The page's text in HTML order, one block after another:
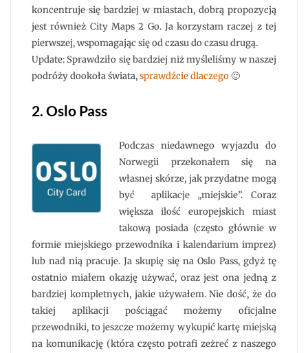
koncentruje się bardziej w miastach, dobrą propozycją
jest również City Maps 2 Go. Ja korzystam raczej z tej
pierwszej, wspomagając się od czasu do czasu drugą.
Update: Sprawdziło się bardziej niż myśleliśmy w naszej
podróży dookoła świata,sprawdźcie dlaczego🙂
2. Oslo Pass
Podczas niedawnego wyjazdu do
Norwegii przekonałem się na
własnej skórze, jak przydatne mogą
być aplikacje „miejskie”. Coraz
większa ilość europejskich miast
takową posiada (często głównie w
formie miejskiego przewodnika i kalendarium imprez)
lub nad nią pracuje. Ja skupię się na Oslo Pass, gdyż tę
ostatnio miałem okazję używać, oraz jest ona jedną z
bardziej kompletnych, jakie używałem. Nie dość, że do
takiej aplikacji pościągać możemy oficjalne
przewodniki, to jeszcze możemy wykupić kartę miejską
na komunikację (która często potrafi zeżreć z naszego